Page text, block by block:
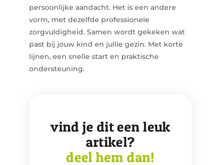
persoonlijke aandacht. Het is een andere
vorm, met dezelfde professionele
zorgvuldigheid. Samen wordt gekeken wat
past bij jouw kind en jullie gezin. Met korte
lijnen, een snelle start en praktische
ondersteuning.
vind je dit een leuk
artikel?
deel hem dan!